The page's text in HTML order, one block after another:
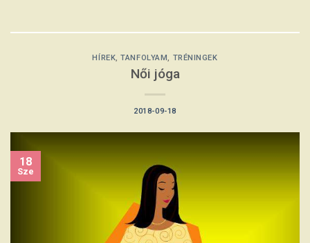
HÍREK,TANFOLYAM, TRÉNINGEK
Női jóga
2018-09-18
18
Sze